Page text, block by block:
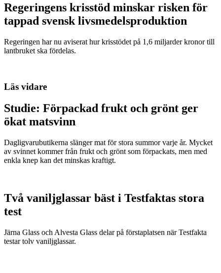
Regeringens krisstöd minskar risken för
tappad svensk livsmedelsproduktion
Regeringen har nu aviserat hur krisstödet på 1,6 miljarder kronor till
lantbruket ska fördelas.
Läs vidare
Studie: Förpackad frukt och grönt ger
ökat matsvinn
Dagligvarubutikerna slänger mat för stora summor varje år. Mycket
av svinnet kommer från frukt och grönt som förpackats, men med
enkla knep kan det minskas kraftigt.
Två vaniljglassar bäst i Testfaktas stora
test
Järna Glass och Alvesta Glass delar på förstaplatsen när Testfakta
testar tolv vaniljglassar.